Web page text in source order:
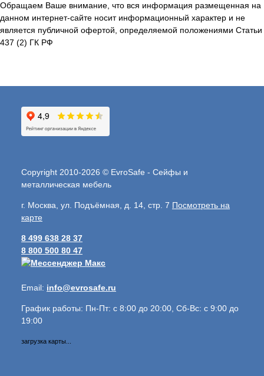
Обращаем Ваше внимание, что вся информация размещенная на
данном интернет-сайте носит информационный характер и не
является публичной офертой, определяемой положениями Статьи
437 (2) ГК РФ
Copyright 2010-2026 © EvroSafe - Сейфы и
металлическая мебель
г. Москва, ул. Подъёмная, д. 14, стр. 7 Посмотреть на
карте
8 499 638 28 37
8 800 500 80 47
Email: info@evrosafe.ru
График работы: Пн-Пт: с 8:00 до 20:00, Сб-Вс: с 9:00 до
19:00
загрузка карты...